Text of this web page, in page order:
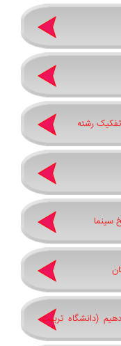
رشته
سینما
(دانشگاه تربیت